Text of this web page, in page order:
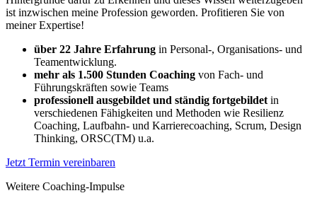
ist inzwischen meine Profession geworden. Profitieren Sie von
meiner Expertise!
über 22 Jahre Erfahrung in Personal-, Organisations- und
Teamentwicklung.
mehr als 1.500 Stunden Coaching von Fach- und
Führungskräften sowie Teams
professionell ausgebildet und ständig fortgebildet in
verschiedenen Fähigkeiten und Methoden wie Resilienz
Coaching, Laufbahn- und Karrierecoaching, Scrum, Design
Thinking, ORSC(TM) u.a.
Jetzt Termin vereinbaren
Weitere Coaching-Impulse